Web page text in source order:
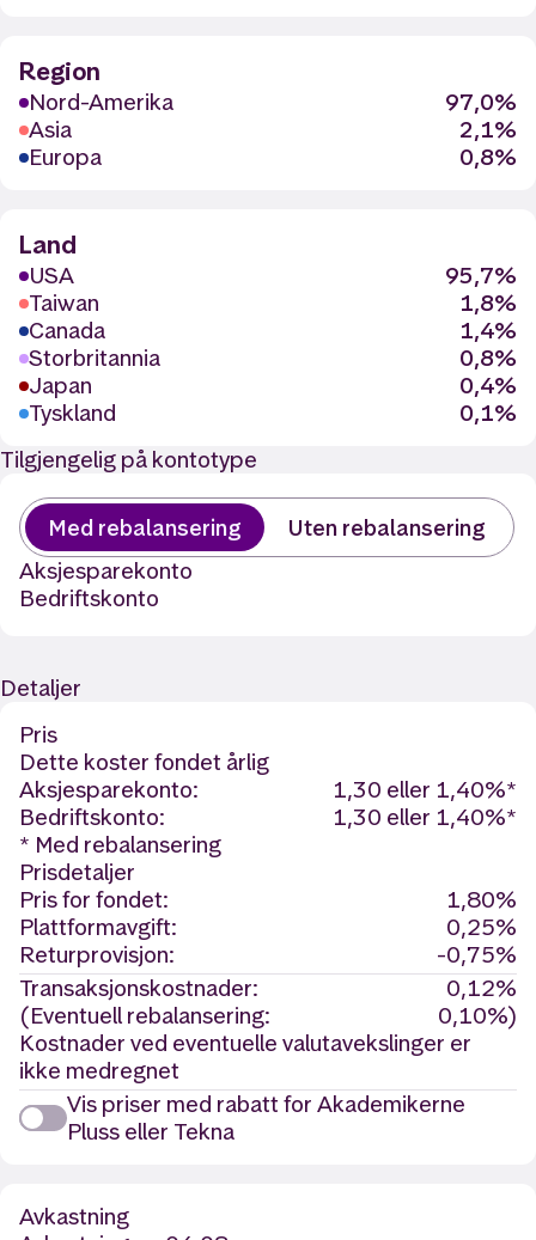
Region
Nord-Amerika
97,0%
Asia
2,1%
Europa
0,8%
Land
USA
95,7%
Taiwan
1,8%
Canada
1,4%
Storbritannia
0,8%
Japan
0,4%
Tyskland
0,1%
Tilgjengelig på kontotype
Med rebalansering
Uten rebalansering
Aksjesparekonto
Bedriftskonto
Detaljer
Pris
Dette koster fondet årlig
Aksjesparekonto:
1,30 eller 1,40%*
Bedriftskonto:
1,30 eller 1,40%*
* Med rebalansering
Prisdetaljer
Pris for fondet:
1,80%
Plattformavgift:
0,25%
Returprovisjon:
-0,75%
Transaksjonskostnader:
0,12%
(Eventuell rebalansering:
0,10%)
Kostnader ved eventuelle valutavekslinger er
ikke medregnet
Vis priser med rabatt for Akademikerne
Pluss eller Tekna
Avkastning